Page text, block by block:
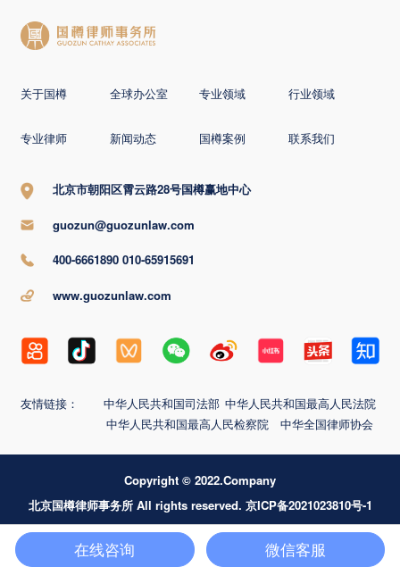
关于国樽 全球办公室 专业领域 行业领域
专业律师 新闻动态 国樽案例 联系我们
北京市朝阳区霄云路28号国樽赢地中心
guozun@guozunlaw.com
400-6661890 010-65915691
www.guozunlaw.com
友情链接： 中华人民共和国司法部 中华人民共和国最高人民法院
中华人民共和国最高人民检察院
中华全国律师协会
Copyright © 2022.Company
北京国樽律师事务所 All rights reserved. 京ICP备2021023810号-1
在线咨询 微信客服